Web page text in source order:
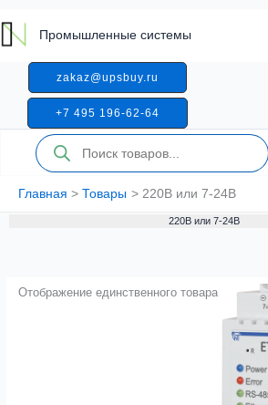
к
содержимому
Промышленные системы
zakaz@upsbuy.ru
+7 495 196-62-64
Поиск
товаров
Главная Товары 220В или 7-24В
220В или 7-24В
Отображение единственного товара